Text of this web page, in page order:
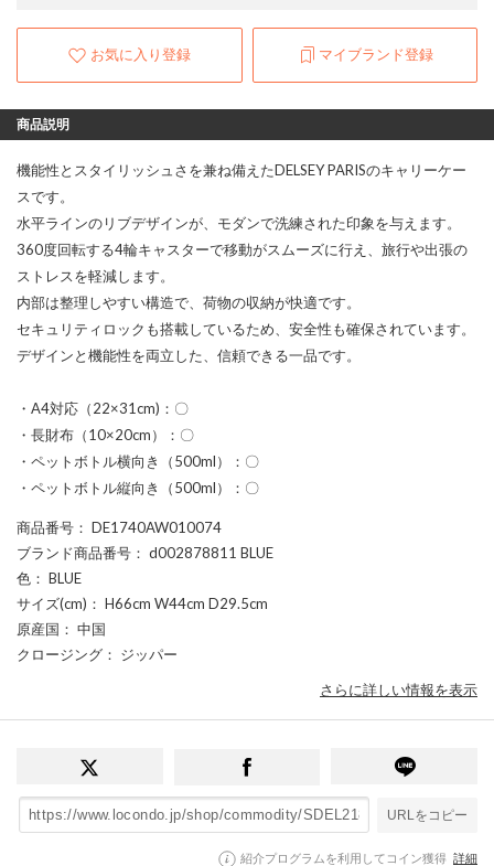
お気に入り登録 マイブランド登録
商品説明
機能性とスタイリッシュさを兼ね備えたDELSEY PARISのキャリーケー
スです。
水平ラインのリブデザインが、モダンで洗練された印象を与えます。
360度回転する4輪キャスターで移動がスムーズに行え、旅行や出張の
ストレスを軽減します。
内部は整理しやすい構造で、荷物の収納が快適です。
セキュリティロックも搭載しているため、安全性も確保されています。
デザインと機能性を両立した、信頼できる一品です。
・A4対応（22×31cm)：〇
・長財布（10×20cm）：〇
・ペットボトル横向き（500ml）：〇
・ペットボトル縦向き（500ml）：〇
商品番号 ： DE1740AW010074
ブランド商品番号 ： d002878811 BLUE
色 ： BLUE
サイズ(cm) ： H66cm W44cm D29.5cm
原産国 ： 中国
クロージング ： ジッパー
さらに詳しい情報を表示
URLをコピー
紹介プログラムを利用してコイン獲得 詳細